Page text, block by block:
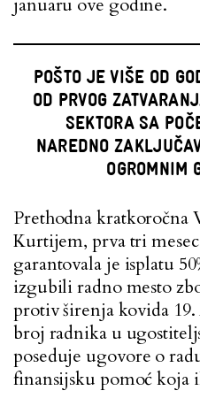
POŠTO JE VIŠE OD
OD PRVOG
SEKTORA SA
NAREDNO
OGROMNIM
Prethodna kratkoročna
Kurtijem, prva tri
garantovala je isplatu
izgubili radno mesto
protiv širenja kovida
broj radnika u
poseduje ugovore o
finansijsku pomoć koja